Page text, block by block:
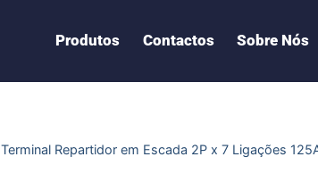
Produtos Contactos Sobre Nós
Terminal Repartidor em Escada 2P x 7 Ligações